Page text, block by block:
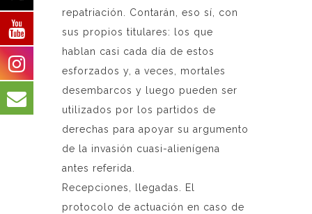
repatriación. Contarán, eso sí, con
sus propios titulares: los que
hablan casi cada día de estos
esforzados y, a veces, mortales
desembarcos y luego pueden ser
utilizados por los partidos de
derechas para apoyar su argumento
de la invasión cuasi-alienígena
antes referida.
Recepciones, llegadas. El
protocolo de actuación en caso de